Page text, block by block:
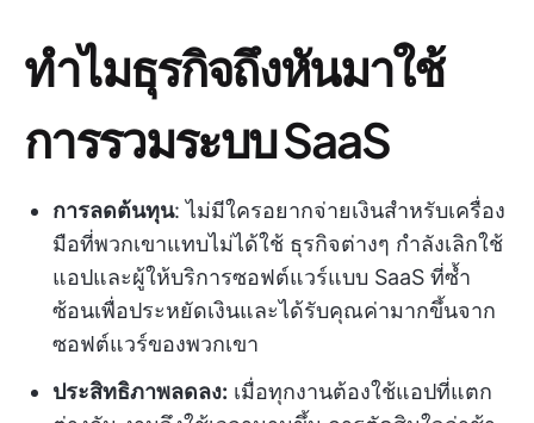
ทำไมธุรกิจถึงหันมาใช้
การรวมระบบ SaaS
การลดต้นทุน: ไม่มีใครอยากจ่ายเงินสำหรับเครื่อง
มือที่พวกเขาแทบไม่ได้ใช้ ธุรกิจต่างๆ กำลังเลิกใช้
แอปและผู้ให้บริการซอฟต์แวร์แบบ SaaS ที่ซ้ำ
ซ้อนเพื่อประหยัดเงินและได้รับคุณค่ามากขึ้นจาก
ซอฟต์แวร์ของพวกเขา
ประสิทธิภาพลดลง: เมื่อทุกงานต้องใช้แอปที่แตก